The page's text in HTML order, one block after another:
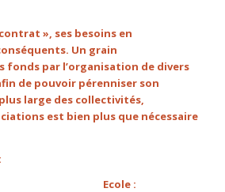
», ses besoins en
Un grain
fonds par l’organisation de divers
de pouvoir pérenniser son
large des collectivités,
est bien plus que nécessaire
: Ecole :